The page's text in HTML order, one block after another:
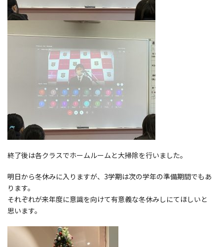
終了後は各クラスでホームルームと大掃除を行いました。
明日から冬休みに入りますが、3学期は次の学年の準備期間でもあ
ります。
それぞれが来年度に意識を向けて有意義な冬休みしにてほしいと
思います。